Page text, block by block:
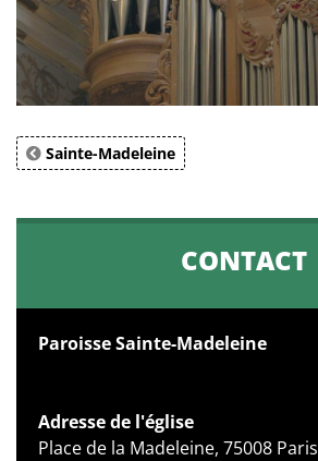
Sainte-Madeleine
CONTACT
Paroisse Sainte-Madeleine
Adresse de l'église
Place de la Madeleine, 75008 Paris